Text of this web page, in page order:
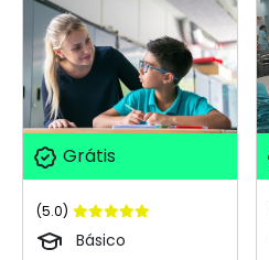
Grátis
(5.0)
Básico